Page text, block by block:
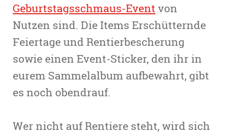
Geburtstagsschmaus-Event von
Nutzen sind. Die Items Erschütternde
Feiertage und Rentierbescherung
sowie einen Event-Sticker, den ihr in
eurem Sammelalbum aufbewahrt, gibt
es noch obendrauf.
Wer nicht auf Rentiere steht, wird sich